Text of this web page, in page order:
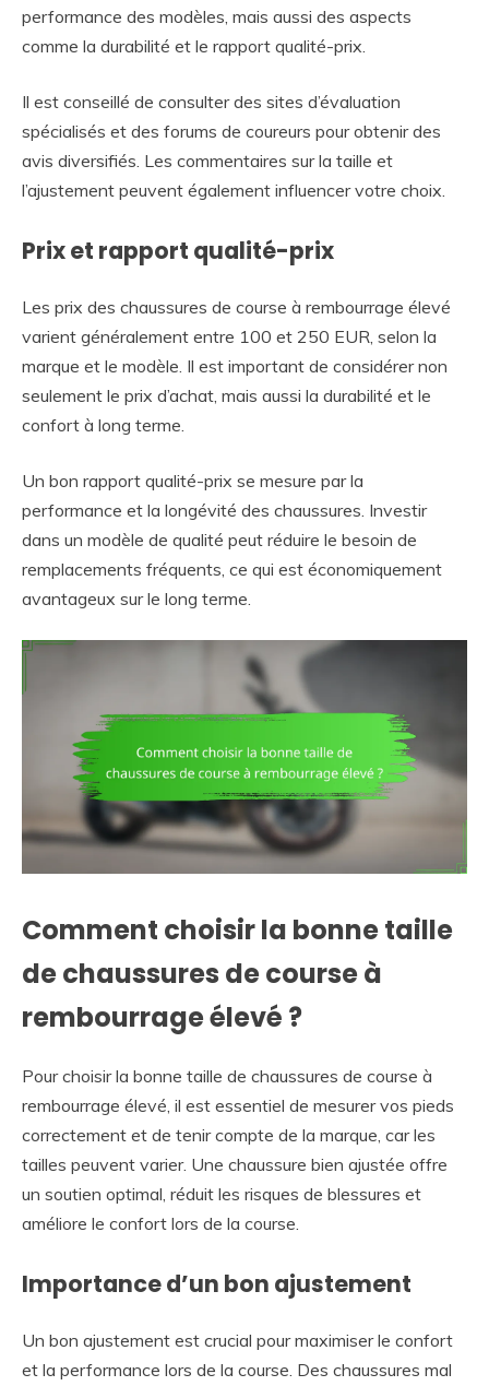
performance des modèles, mais aussi des aspects
comme la durabilité et le rapport qualité-prix.
Il est conseillé de consulter des sites d’évaluation
spécialisés et des forums de coureurs pour obtenir des
avis diversifiés. Les commentaires sur la taille et
l’ajustement peuvent également influencer votre choix.
Prix et rapport qualité-prix
Les prix des chaussures de course à rembourrage élevé
varient généralement entre 100 et 250 EUR, selon la
marque et le modèle. Il est important de considérer non
seulement le prix d’achat, mais aussi la durabilité et le
confort à long terme.
Un bon rapport qualité-prix se mesure par la
performance et la longévité des chaussures. Investir
dans un modèle de qualité peut réduire le besoin de
remplacements fréquents, ce qui est économiquement
avantageux sur le long terme.
Comment choisir la bonne taille
de chaussures de course à
rembourrage élevé ?
Pour choisir la bonne taille de chaussures de course à
rembourrage élevé, il est essentiel de mesurer vos pieds
correctement et de tenir compte de la marque, car les
tailles peuvent varier. Une chaussure bien ajustée offre
un soutien optimal, réduit les risques de blessures et
améliore le confort lors de la course.
Importance d’un bon ajustement
Un bon ajustement est crucial pour maximiser le confort
et la performance lors de la course. Des chaussures mal